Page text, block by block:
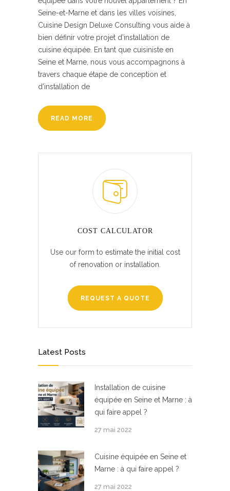
Seine-et-Marne et dans les villes voisines,
Cuisine Design Deluxe Consulting vous aide à
bien définir votre projet d’installation de
cuisine équipée. En tant que cuisiniste en
Seine et Marne, nous vous accompagnons à
travers chaque étape de conception et
d’installation de
READ MORE
COST CALCULATOR
Use our form to estimate the initial cost
of renovation or installation.
REQUEST A QUOTE
Latest Posts
Installation de cuisine
équipée en Seine et Marne : à
qui faire appel ?
27 mai 2022
Cuisine équipée en Seine et
Marne : à qui faire appel ?
27 mai 2022